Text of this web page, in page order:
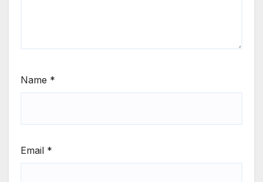
Name *
Email *